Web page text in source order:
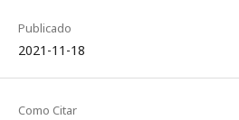
Publicado
2021-11-18
Como Citar